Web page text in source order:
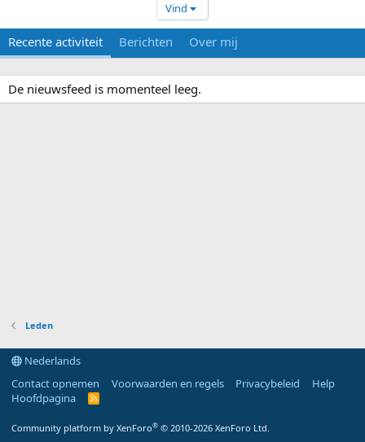
Vind
Recente activiteit Berichten Over mij
De nieuwsfeed is momenteel leeg.
Leden
Nederlands
Contact opnemen
Voorwaarden en regels Privacybeleid
Help
Hoofdpagina
R
Community platform by XenForo® © 2010-2026 XenForo Ltd.